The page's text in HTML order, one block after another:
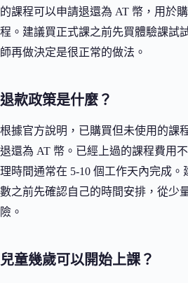
的課程可以申請退還為 AT 幣，用於
程。建議買正式課之前先買體驗課試
師再做決定是很正常的做法。
退款政策是什麼？
根據官方說明，已購買但未使用的課
退還為 AT 幣。已經上過的課程費用
理時間通常在 5-10 個工作天內完成。
數之前先確認自己的時間安排，從少
險。
兒童幾歲可以開始上課？